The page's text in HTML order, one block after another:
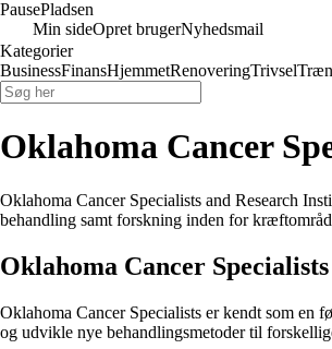
PausePladsen
Min sideOpret brugerNyhedsmail
Kategorier
BusinessFinansHjemmetRenoveringTrivsel
Oklahoma Cancer
Oklahoma Cancer Specialists and Research
behandling samt forskning inden for
Oklahoma Cancer
Oklahoma Cancer Specialists er kendt som en
og udvikle nye behandlingsmetoder til